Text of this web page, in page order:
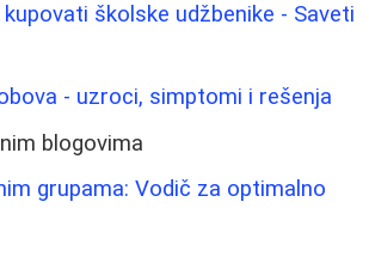
školske udžbenike - Saveti
- uzroci, simptomi i rešenja
blogovima
grupama: Vodič za optimalno